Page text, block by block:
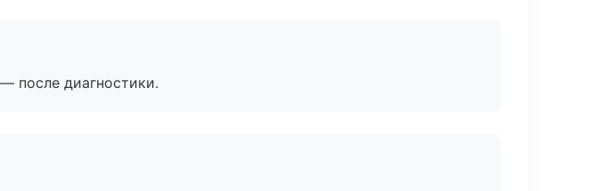
после диагностики.